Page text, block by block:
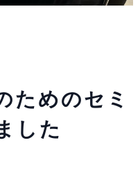
ためのセミ
した